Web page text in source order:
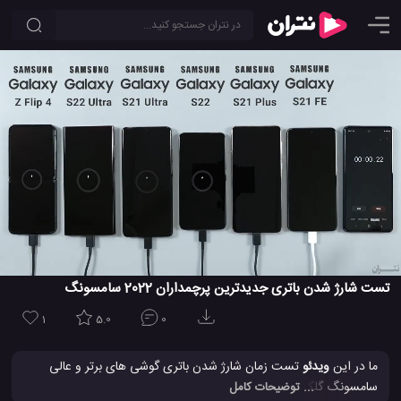
تست شارژ شدن باتری جدیدترین پرچمداران 2022 سامسونگ
1 5.0 0
ما در اینویدئوتست زمان شارژ شدن باتری گوشی های برتر و عالی
... توضیحات کامل